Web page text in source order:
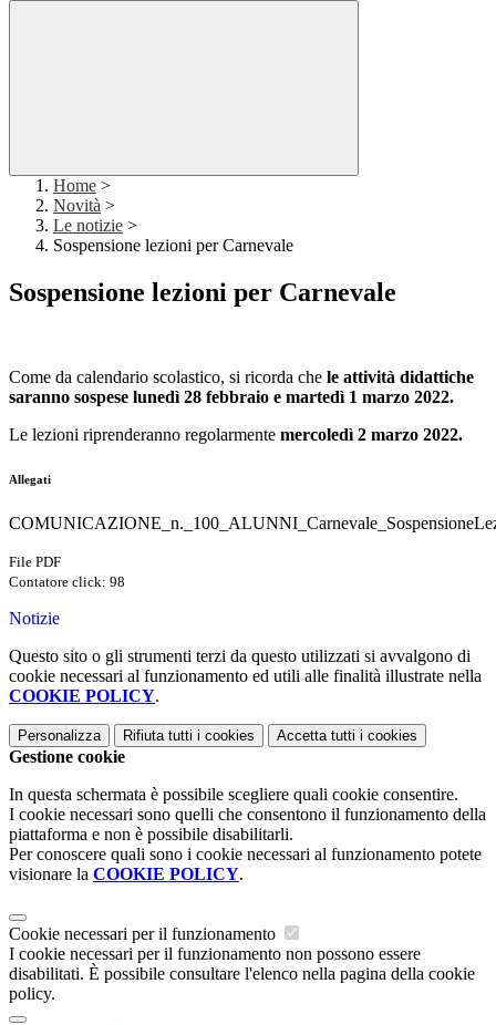
Home >
Novità >
Le notizie >
Sospensione lezioni per Carnevale
Sospensione lezioni per Carnevale
Come da calendario scolastico, si ricorda che le attività didattiche
saranno sospese lunedì 28 febbraio e martedì 1 marzo 2022.
Le lezioni riprenderanno regolarmente mercoledì 2 marzo 2022.
Allegati
File PDF
Contatore click: 98
Notizie
Questo sito o gli strumenti terzi da questo utilizzati si avvalgono di
cookie necessari al funzionamento ed utili alle finalità illustrate nella
COOKIE POLICY.
Personalizza Rifiuta tutti i cookies Accetta tutti i cookies
Gestione cookie
In questa schermata è possibile scegliere quali cookie consentire.
I cookie necessari sono quelli che consentono il funzionamento della
piattaforma e non è possibile disabilitarli.
Per conoscere quali sono i cookie necessari al funzionamento potete
visionare la COOKIE POLICY.
Cookie necessari per il funzionamento
I cookie necessari per il funzionamento non possono essere
disabilitati. È possibile consultare l'elenco nella pagina della cookie
policy.